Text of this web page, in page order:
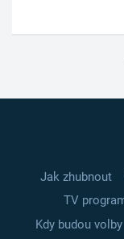
Jak zhubnout
TV
Kdy budou volby